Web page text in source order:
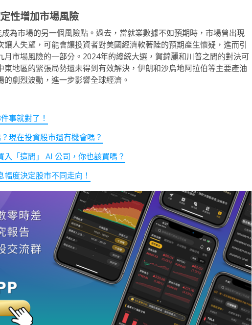
性增加市場風險
為市場的另一個風險點。過去，當就業數據不如預期時，市場曾出現
人失望，可能會讓投資者對美國經濟軟著陸的預期產生懷疑，進而引
市場風險的一部分。2024年的總統大選，賀錦麗和川普之間的對決可
地區的緊張局勢還未得到有效解決，伊朗和沙烏地阿拉伯等主要產油
劇烈波動，進一步影響全球經濟。
事就對了！
現在投資股市還有機會嗎？
入「這間」 AI 公司，你也該買嗎？
幅度決定股市不同走向！